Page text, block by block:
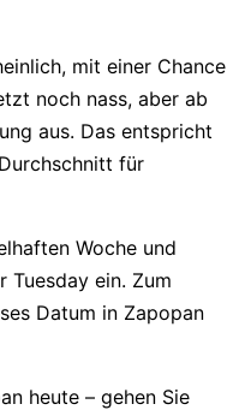
mit einer Chance
noch nass, aber ab
aus. Das entspricht
für
Woche und
Tuesday ein. Zum
Datum in Zapopan
heute – gehen Sie